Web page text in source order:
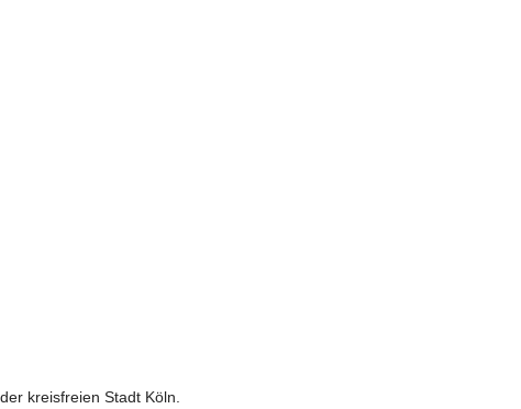
kreisfreien Stadt Köln.